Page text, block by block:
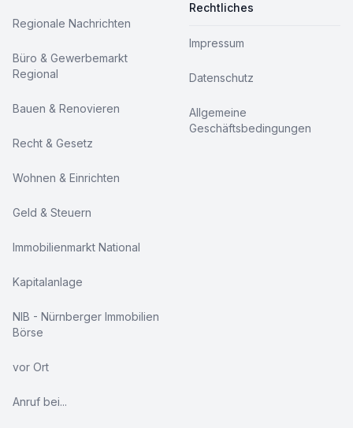
Regionale Nachrichten
Büro & Gewerbemarkt
Regional
Bauen & Renovieren
Recht & Gesetz
Wohnen & Einrichten
Geld & Steuern
Immobilienmarkt National
Kapitalanlage
NIB - Nürnberger Immobilien
Börse
vor Ort
Anruf bei...
Rechtliches
Impressum
Datenschutz
Allgemeine
Geschäftsbedingungen